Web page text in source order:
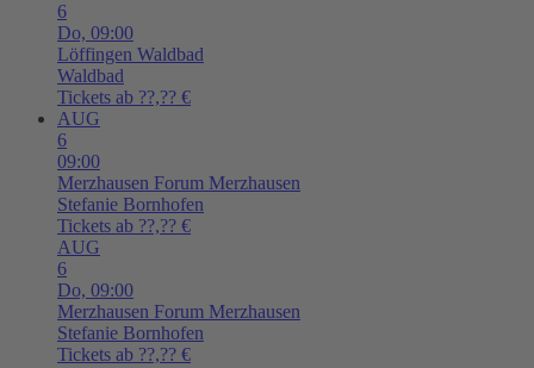
6
Do, 09:00
Löffingen Waldbad
Waldbad
Tickets ab ??,?? €
AUG
6
09:00
Merzhausen Forum Merzhausen
Stefanie Bornhofen
Tickets ab ??,?? €
AUG
6
Do, 09:00
Merzhausen Forum Merzhausen
Stefanie Bornhofen
Tickets ab ??,?? €